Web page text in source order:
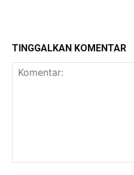
TINGGALKAN KOMENTAR